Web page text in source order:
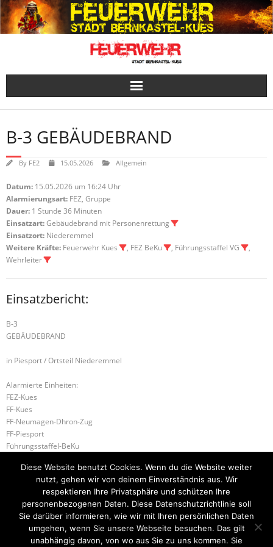
Skip
to
content
B-3 GEBÄUDEBRAND
By FE2 15.05.2026 Allgemein
Datum: 15.05.2026 um 16:24 Uhr
Alarmierungsart: FEZ, Gruppe
Dauer: 1 Stunde 36 Minuten
Einsatzart:Gebäudebrand mit Personenrettung
Einsatzort: Niederemmel
Weitere Kräfte: Feuerwehr Kues , FEZ BeKu , Führungsstaffel VG
,
Wehrleiter
Einsatzbericht:
B-3
GEBÄUDEBRAND
in Piesport / Ortsteil Niederemmel
Alarmierte Einheiten:
FEZ-Kues
FF-Kues
FF-Neumagen-Dhron-Zug
FF-Piesport
Führungsstaffel-BeKu
BKI (LK BKS-WIL)
ILtS-Trier-Lagedienstführer
H-2 TÜR ÖFFNEN DRINGEND B-2 BRANDMELDEANLAGE
Diese Website benutzt Cookies. Wenn du die Website weiter
nutzt, gehen wir von deinem Einverständnis aus. Wir
respektieren Ihre Privatsphäre und schützen Ihre
personenbezogenen Daten. Diese Datenschutzrichtlinie soll
Sie darüber informieren, wie wir mit Ihren persönlichen Daten
umgehen, wenn Sie unsere Webseite besuchen. Das gilt
unabhängig davon, von wo aus Sie zu uns kommen. Sie